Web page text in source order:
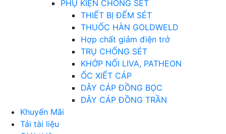
PHỤ KIỆN CHỐNG SÉT
THIẾT BỊ ĐẾM SÉT
THUỐC HÀN GOLDWELD
Hợp chất giảm điện trở
TRỤ CHỐNG SÉT
KHỚP NỐI LIVA, PATHEON
ỐC XIẾT CÁP
DÂY CÁP ĐỒNG BỌC
DÂY CÁP ĐỒNG TRẦN
Khuyến Mãi
Tải tài liệu